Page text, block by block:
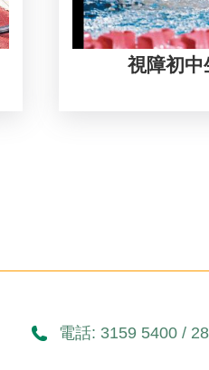
視障初中
電話: 3159 5400 /